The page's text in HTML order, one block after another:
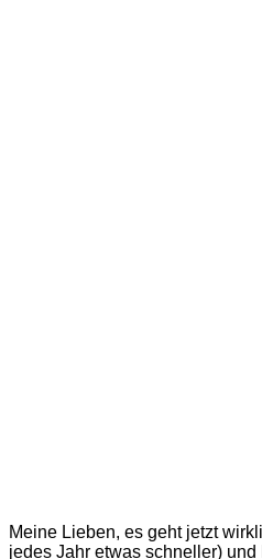
Meine Lieben, es geht jetzt
jedes Jahr etwas schneller)